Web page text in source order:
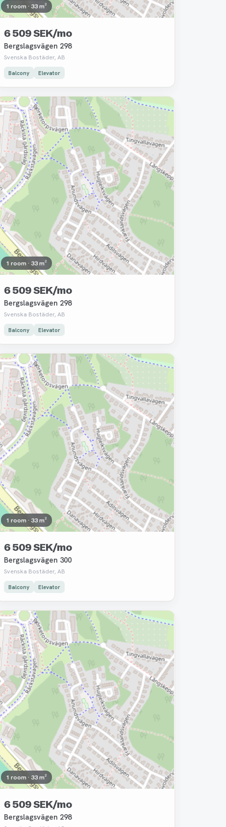
1 room · 33 m²
6 509 SEK/mo
Bergslagsvägen 298
Svenska Bostäder, AB
Balcony Elevator
Removed
1 room · 33 m²
6 509 SEK/mo
Bergslagsvägen 298
Svenska Bostäder, AB
Balcony Elevator
Removed
1 room · 33 m²
6 509 SEK/mo
Bergslagsvägen 300
Svenska Bostäder, AB
Balcony Elevator
Removed
1 room · 33 m²
6 509 SEK/mo
Bergslagsvägen 298